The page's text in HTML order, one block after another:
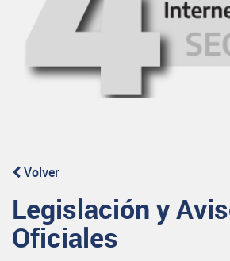
Volver
Legislación y
Oficiales